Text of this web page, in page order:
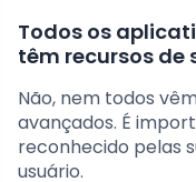
Todos os
têm recursos de
Não, nem todos
avançados. É
reconhecido pelas
usuário.